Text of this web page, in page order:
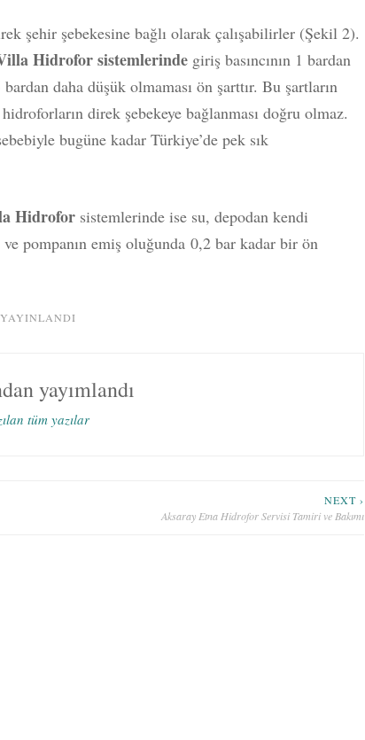
şehir şebekesine bağlı olarak çalışabilirler (Şekil 2).
Hidrofor sistemlerindegiriş basıncının 1 bardan
daha düşük olmaması ön şarttır. Bu şartların
direk şebekeye bağlanması doğru olmaz.
bugüne kadar Türkiye’de pek sık
Hidroforsistemlerinde ise su, depodan kendi
ve pompanın emiş oluğunda 0,2 bar kadar bir ön
yayımlandı
tüm yazılar
NEXT ›
Aksaray Etna Hidrofor Servisi Tamiri ve Bakımı